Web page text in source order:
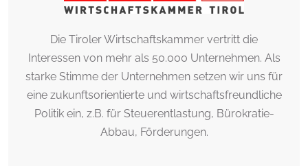
Die Tiroler Wirtschaftskammer vertritt die
Interessen von mehr als 50.000 Unternehmen. Als
starke Stimme der Unternehmen setzen wir uns für
eine zukunftsorientierte und wirtschaftsfreundliche
Politik ein, z.B. für Steuerentlastung, Bürokratie-
Abbau, Förderungen.